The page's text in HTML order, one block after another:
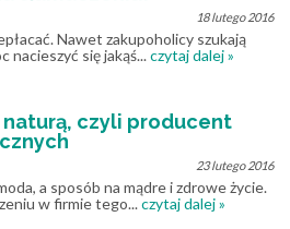
18 lutego 2016
Nawet zakupoholicy szukają
nacieszyć się jakąś...czytaj dalej »
naturą, czyli producent
23 lutego 2016
a sposób na mądre i zdrowe życie.
w firmie tego...czytaj dalej »